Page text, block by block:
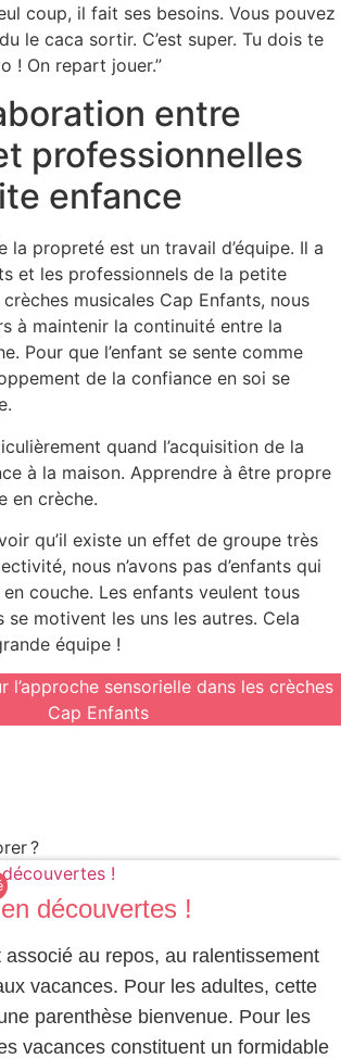
coup, il fait ses besoins. Vous pouvez
le caca sortir. C’est super. Tu dois te
! On repart jouer.”
entre
professionnelles
enfance
la propreté est un travail d’équipe. Il a
et les professionnels de la petite
musicales Cap Enfants, nous
à maintenir la continuité entre la
Pour que l’enfant se sente comme
de la confiance en soi se
quand l’acquisition de la
à la maison. Apprendre à être propre
en crèche.
qu’il existe un effet de groupe très
nous n’avons pas d’enfants qui
couche. Les enfants veulent tous
se motivent les uns les autres. Cela
équipe !
l’approche sensorielle dans les crèches
Cap Enfants
?
découvertes !
associé au repos, au ralentissement
vacances. Pour les adultes, cette
parenthèse bienvenue. Pour les
vacances constituent un formidable